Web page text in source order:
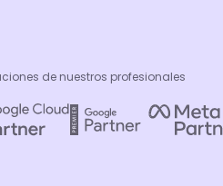
de nuestros profesionales